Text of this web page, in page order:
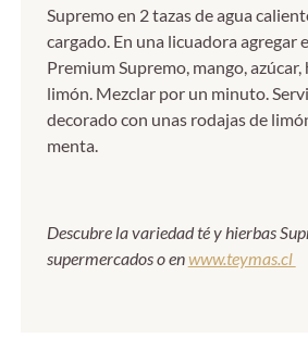
Supremo en 2 tazas de agua
cargado. En una licuadora agregar
Premium Supremo, mango,
limón. Mezclar por un minuto.
decorado con unas rodajas de
menta.
Descubre la variedad té y hierbas
supermercados o enwww.teymas.cl